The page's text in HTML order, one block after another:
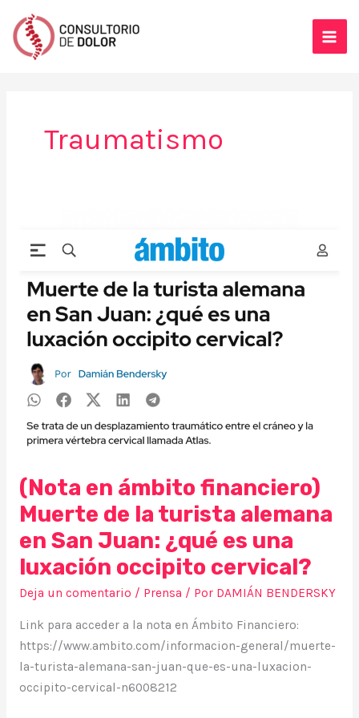
contenido
Traumatismo
(Nota en ámbito financiero)
Muerte de la turista alemana
en San Juan: ¿qué es una
luxación occipito cervical?
Deja un comentario / Prensa / Por DAMIÁN BENDERSKY
Link para acceder a la nota en Ámbito Financiero:
https://www.ambito.com/informacion-general/muerte-
la-turista-alemana-san-juan-que-es-una-luxacion-
occipito-cervical-n6008212
ámbito
financiero)
de
la
turista
alemana
en
San
Juan:
es
una
luxación
occipito
cervical?